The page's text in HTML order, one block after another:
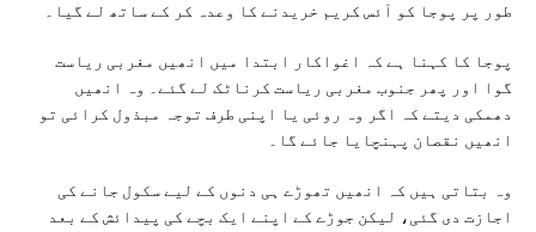
طور پر پوجا کو آئس کریم خریدنے کا وعدہ کر کے ساتھ لے گیا۔
پوجا کا کہنا ہے کہ اغواکار ابتدا میں انھیں مغربی ریاست
گوا اور پھر جنوب مغربی ریاست کرناٹک لے گئے۔ وہ انھیں
دھمکی دیتے کہ اگر وہ روئی یا اپنی طرف توجہ مبذول کرائی تو
انھیں نقصان پہنچایا جائے گا۔
وہ بتاتی ہیں کہ انھیں تھوڑے ہی دنوں کے لیے سکول جانے کی
اجازت دی گئی، لیکن جوڑے کے اپنے ایک بچے کی پیدائش کے بعد